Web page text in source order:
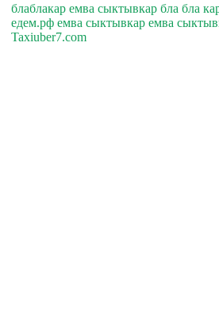
блаблакар емва сыктывкар бла бла
едем.рф емва сыктывкар емва
Taxiuber7.com